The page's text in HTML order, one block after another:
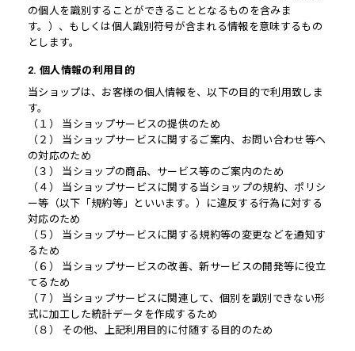
の個人を識別することができることとなるものを含みま
す。）、もしくは個人識別符号が含まれる情報を意味するもの
とします。
2. 個人情報の利用目的
当ショップは、お客様の個人情報を、以下の目的で利用致しま
す。
（１） 当ショップサービスの提供のため
（２） 当ショップサービスに関するご案内、お問い合わせ等へ
の対応のため
（３） 当ショップの商品、サービス等のご案内のため
（４） 当ショップサービスに関する当ショップの規約、ポリシ
ー等（以下「規約等」といいます。）に違反する行為に対する
対応のため
（５） 当ショップサービスに関する規約等の変更などを通知す
るため
（６） 当ショップサービスの改善、新サービスの開発等に役立
てるため
（７） 当ショップサービスに関連して、個別を識別できない形
式に加工した統計データを作成するため
（８） その他、上記利用目的に付随する目的のため